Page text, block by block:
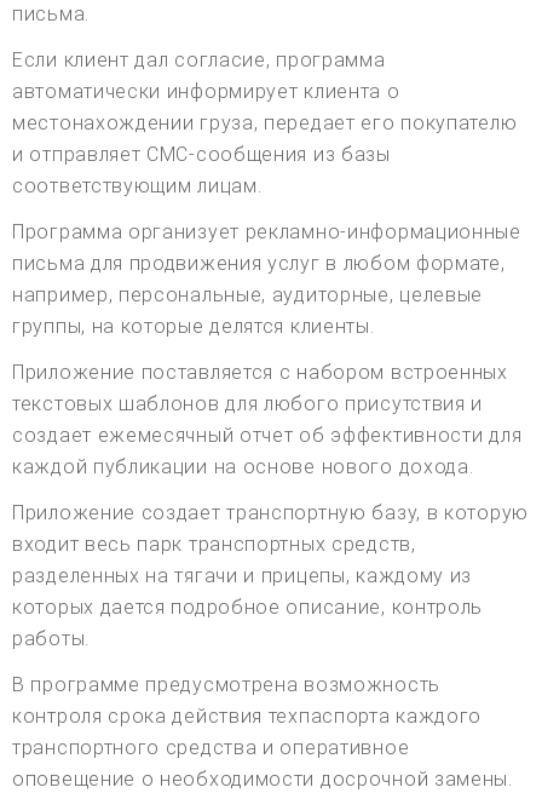
письма.
Если клиент дал согласие, программа
автоматически информирует клиента о
местонахождении груза, передает его покупателю
и отправляет СМС-сообщения из базы
соответствующим лицам.
Программа организует рекламно-информационные
письма для продвижения услуг в любом формате,
например, персональные, аудиторные, целевые
группы, на которые делятся клиенты.
Приложение поставляется с набором встроенных
текстовых шаблонов для любого присутствия и
создает ежемесячный отчет об эффективности для
каждой публикации на основе нового дохода.
Приложение создает транспортную базу, в которую
входит весь парк транспортных средств,
разделенных на тягачи и прицепы, каждому из
которых дается подробное описание, контроль
работы.
В программе предусмотрена возможность
контроля срока действия техпаспорта каждого
транспортного средства и оперативное
оповещение о необходимости досрочной замены.